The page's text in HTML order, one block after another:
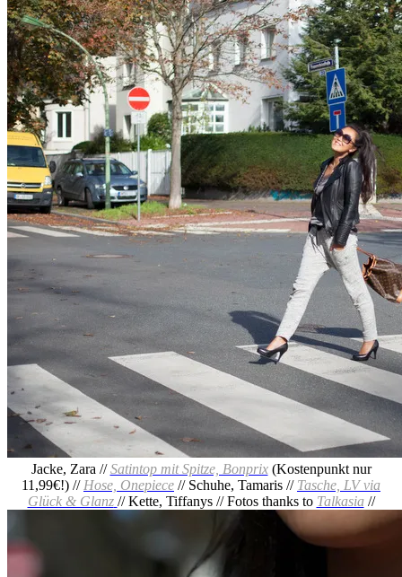
Jacke, Zara //Satintop mit Spitze, Bonprix(Kostenpunkt nur
11,99€!) // Hose, Onepiece // Schuhe, Tamaris // Tasche, LV via
Glück & Glanz // Kette, Tiffanys // Fotos thanks to Talkasia//